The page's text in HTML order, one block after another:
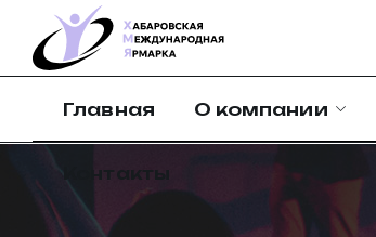
Главная О компании
Контакты